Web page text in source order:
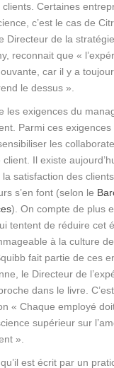
Certaines
c’est le cas de
Directeur de la
reconnait que«
car il y a
le dessus »
les exigences du
Parmi ces exigences
les
client. Il existe
satisfaction des
s’en font (selon le
). On compte de plus
tentent de réduire cet
à la culture de
fait partie de ces
le Directeur de
dans le livre.
« Chaque employé
supérieur sur
»
est écrit par un